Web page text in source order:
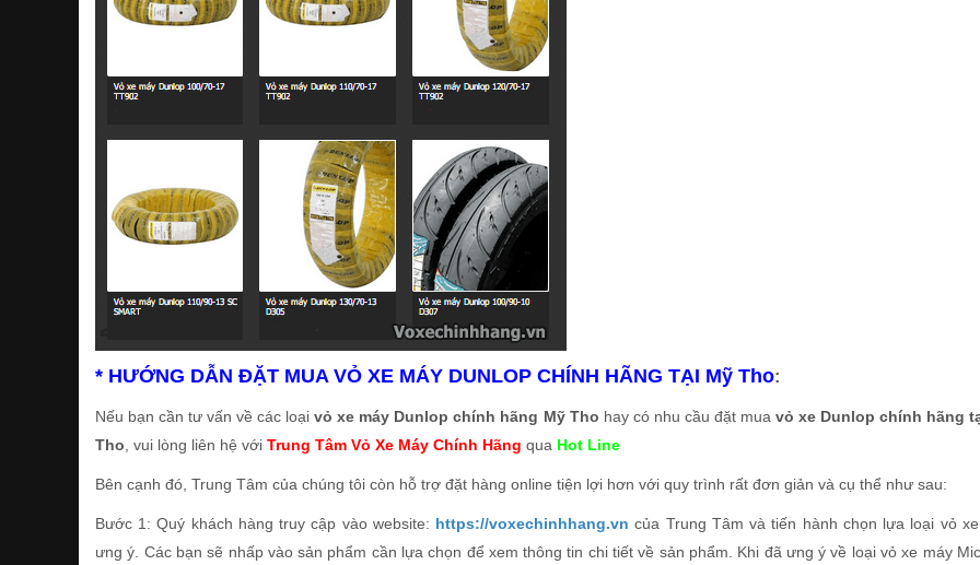
* HƯỚNG DẪN ĐẶT MUA VỎ XE MÁY DUNLOP CHÍNH HÃNG TẠI Mỹ Tho:
Nếu bạn cần tư vấn về các loạivỏ xe máy Dunlop chính hãng Mỹ Tho hay có nhu cầu đặt mua vỏ xe Dunlop chính hãng
Tho , vui lòng liên hệ với Trung Tâm Vỏ Xe Máy Chính Hãng qua Hot Line
Bên cạnh đó, Trung Tâm của chúng tôi còn hỗ trợ đặt hàng online tiện lợi hơn với quy trình rất đơn giản và cụ thể như sau:
Bước 1: Quý khách hàng truy cập vào website: https://voxechinhhang.vn của Trung Tâm và tiến hành chọn lựa loại vỏ
ưng ý. Các bạn sẽ nhấp vào sản phẩm cần lựa chọn để xem thông tin chi tiết về sản phẩm. Khi đã ưng ý về loại vỏ xe máy